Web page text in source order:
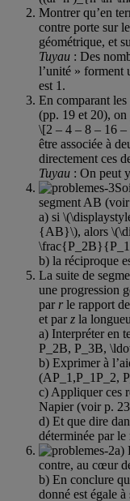
Montrer qu’en
contre porte sur
géométrique, et
Tuyau : Des
l’unité » forment
est 1.
En comparant
(pp. 19 et 20),
\[2 – 4 – 8 – 16 –
être associée à
directement ces
Tuyau : On peut
segment AB
a) si
{AB}\), alors
b) la réciproque
La suite de
une progression
par rle rapport
et parz la
a) Interpréter en
P_2B, P_3B,
b) Exprimer à
(AP_1,P_1P_2,
c) Appliquer ces
Napier (voir p.
d) Et que dire
déterminée par
a)
contre, au cœur
b) En conclure
donné est égale